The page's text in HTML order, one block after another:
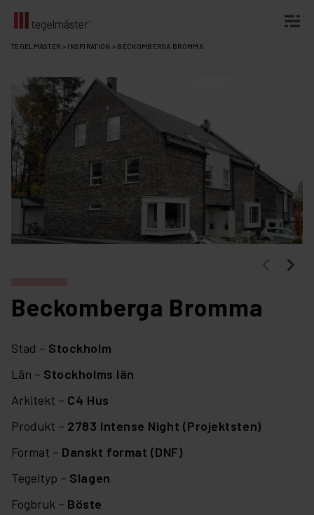
Fortsätt
innehållet
TEGELMÄSTER > INSPIRATION > BECKOMBERGA BROMMA
Beckomberga Bromma
Stad – Stockholm
Län – Stockholms län
Arkitekt – C4 Hus
Produkt – 2783 Intense Night (Projektsten)
Format – Danskt format (DNF)
Tegeltyp – Slagen
Fogbruk – Böste